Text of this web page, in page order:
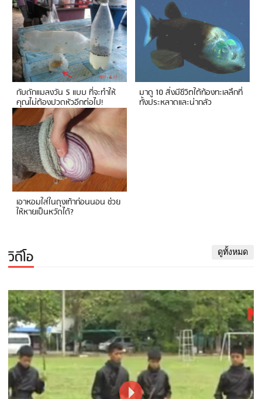
กับดักแมลงวัน 5 แบบ ที่จะทำให้
คุณไม่ต้องปวดหัวอีกต่อไป!
มาดู 10 สิ่งมีชีวิตใต้ท้องทะเลลึกที่
ทั้งประหลาดและน่ากลัว
เอาหอมใส่ในถุงเท้าก่อนนอน ช่วย
ให้หายเป็นหวัดได้?
วิดีโอ ดูทั้งหมด